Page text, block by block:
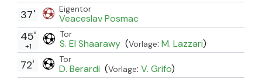
Eigentor
Veaceslav Posmac
37'
Tor
S. El Shaarawy (Vorlage: M. Lazzari)
45'
+1
Tor
D. Berardi (Vorlage: V. Grifo)
72'